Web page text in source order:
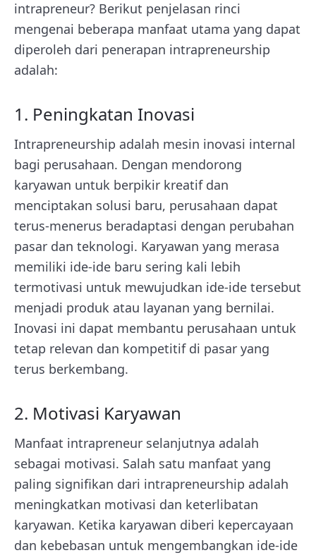
intrapreneur? Berikut penjelasan rinci
mengenai beberapa manfaat utama yang dapat
diperoleh dari penerapan intrapreneurship
adalah:
1. Peningkatan Inovasi
Intrapreneurship adalah mesin inovasi internal
bagi perusahaan. Dengan mendorong
karyawan untuk berpikir kreatif dan
menciptakan solusi baru, perusahaan dapat
terus-menerus beradaptasi dengan perubahan
pasar dan teknologi. Karyawan yang merasa
memiliki ide-ide baru sering kali lebih
termotivasi untuk mewujudkan ide-ide tersebut
menjadi produk atau layanan yang bernilai.
Inovasi ini dapat membantu perusahaan untuk
tetap relevan dan kompetitif di pasar yang
terus berkembang.
2. Motivasi Karyawan
Manfaat intrapreneur selanjutnya adalah
sebagai motivasi. Salah satu manfaat yang
paling signifikan dari intrapreneurship adalah
meningkatkan motivasi dan keterlibatan
karyawan. Ketika karyawan diberi kepercayaan
dan kebebasan untuk mengembangkan ide-ide